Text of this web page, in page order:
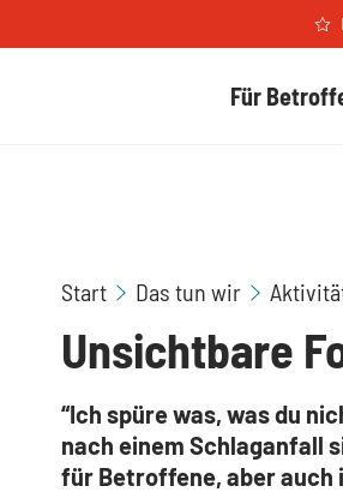
Für
Start Das tun wir
Unsichtbare
“Ich spüre was, was du
nach einem Schlaganfall
für Betroffene, aber auch